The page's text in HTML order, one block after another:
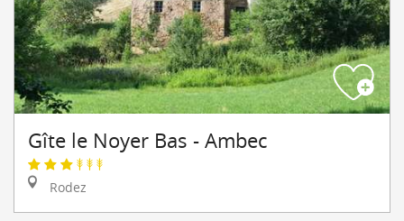
Gîte le Noyer Bas - Ambec
Rodez